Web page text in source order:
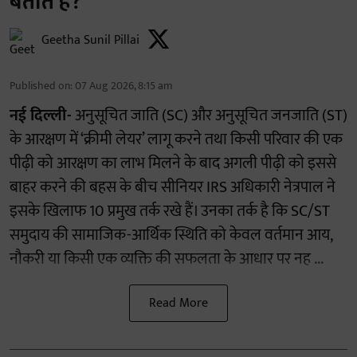
Geetha Sunil Pillai
Published on: 07 Aug 2026, 8:15 am
नई दिल्ली-अनुसूचित जाति (SC) और अनुसूचित जनजाति (ST)
के आरक्षण में ‘क्रीमी लेयर’ लागू करने तथा किसी परिवार की एक
पीढ़ी को आरक्षण का लाभ मिलने के बाद अगली पीढ़ी को इससे
बाहर करने की बहस के बीच सीनियर IRS अधिकारी नेत्रपाल ने
इसके खिलाफ 10 प्रमुख तर्क रखे हैं। उनका तर्क है कि SC/ST
समुदाय की सामाजिक-आर्थिक स्थिति को केवल वर्तमान आय,
नौकरी या किसी एक व्यक्ति की सफलता के आधार पर नह ...
Read More